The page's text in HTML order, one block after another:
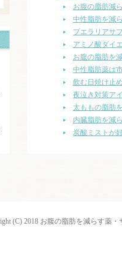
お腹の脂肪減
中性脂肪を減
プエラリアサ
アミノ酸ダイ
お腹の脂肪を
中性脂肪薬は
飲む日焼け止
夜泣き対策ア
太ももの脂肪
内臓脂肪を減
炭酸ミストが
(C) 2018 お腹の脂肪を減らす薬